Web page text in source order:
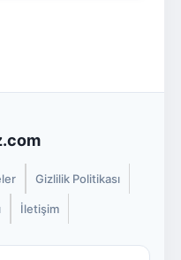
Gizlilik Politikası
İletişim